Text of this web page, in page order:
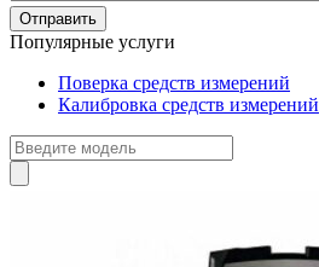
Популярные услуги
Поверка средств измерений
Калибровка средств измерений